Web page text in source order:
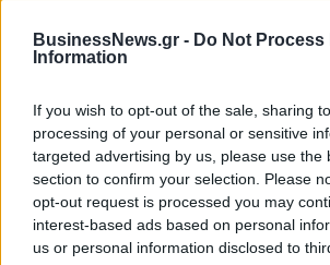
BusinessNews.gr - Do Not
Information
If you wish to opt-out of the sale, sharing
processing of your personal or sensitive
targeted advertising by us, please use the
section to confirm your selection. Please
opt-out request is processed you may
interest-based ads based on personal
us or personal information disclosed to
ημερομίσθια από 100 σε 50 για την
επιδόματος το ερχόμενο φθινόπωρο.